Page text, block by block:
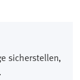
sicherstellen,